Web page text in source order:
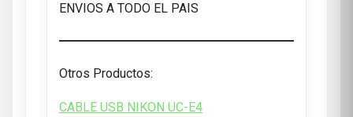
ENVIOS A TODO EL PAIS
Otros Productos:
CABLE USB NIKON UC-E4